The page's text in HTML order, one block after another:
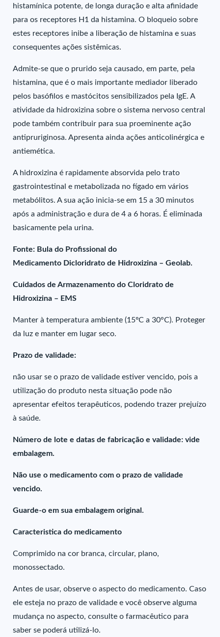
histamínica potente, de longa duração e alta afinidade
para os receptores H1 da histamina. O bloqueio sobre
estes receptores inibe a liberação de histamina e suas
consequentes ações sistêmicas.
Admite-se que o prurido seja causado, em parte, pela
histamina, que é o mais importante mediador liberado
pelos basófilos e mastócitos sensibilizados pela IgE. A
atividade da hidroxizina sobre o sistema nervoso central
pode também contribuir para sua proeminente ação
antipruriginosa. Apresenta ainda ações anticolinérgica e
antiemética.
A hidroxizina é rapidamente absorvida pelo trato
gastrointestinal e metabolizada no fígado em vários
metabólitos. A sua ação inicia-se em 15 a 30 minutos
após a administração e dura de 4 a 6 horas. É eliminada
basicamente pela urina.
Fonte: Bula do Profissional do
Medicamento Dicloridrato de Hidroxizina – Geolab.
Cuidados de Armazenamento do Cloridrato de
Hidroxizina – EMS
Manter à temperatura ambiente (15ºC a 30°C). Proteger
da luz e manter em lugar seco.
Prazo de validade:
não usar se o prazo de validade estiver vencido, pois a
utilização do produto nesta situação pode não
apresentar efeitos terapêuticos, podendo trazer prejuízo
à saúde.
Número de lote e datas de fabricação e validade: vide
embalagem.
Não use o medicamento com o prazo de validade
vencido.
Guarde-o em sua embalagem original.
Caracteristica do medicamento
Comprimido na cor branca, circular, plano,
monossectado.
Antes de usar, observe o aspecto do medicamento. Caso
ele esteja no prazo de validade e você observe alguma
mudança no aspecto, consulte o farmacêutico para
saber se poderá utilizá-lo.